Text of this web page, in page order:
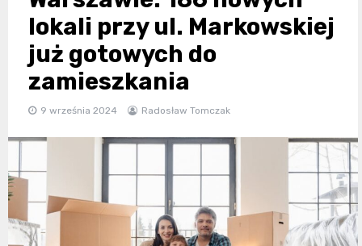
lokali przy ul. Markowskiej
już gotowych do
zamieszkania
9 września 2024 Radosław Tomczak